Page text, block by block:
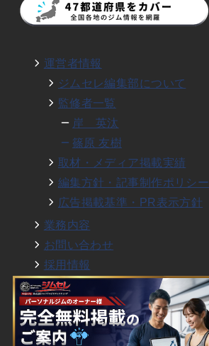
運営者情報
ジムセレ編集部について
監修者一覧
岸 英汰
篠原 友樹
取材・メディア掲載実績
編集方針・記事制作ポリシー
広告掲載基準・PR表示方針
業務内容
お問い合わせ
採用情報